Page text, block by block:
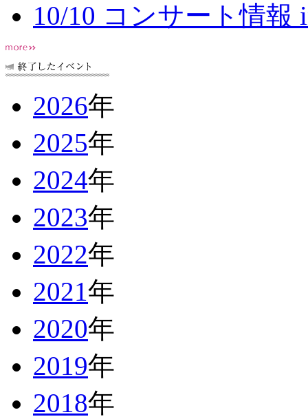
10/10 コンサート情報
2026年
2025年
2024年
2023年
2022年
2021年
2020年
2019年
2018年